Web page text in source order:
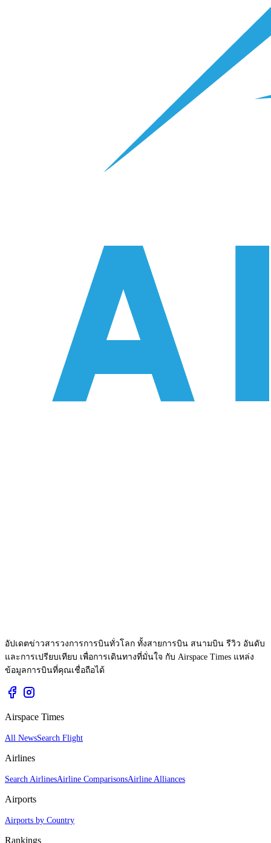
อัปเดตข่าวสารวงการการบินทั่วโลก ทั้งสายการบิน สนามบิน รีวิว อันดับ
และการเปรียบเทียบ เพื่อการเดินทางที่มั่นใจ กับ Airspace Times แหล่ง
ข้อมูลการบินที่คุณเชื่อถือได้
Airspace Times
All NewsSearch Flight
Airlines
Search AirlinesAirline ComparisonsAirline Alliances
Airports
Airports by Country
Rankings